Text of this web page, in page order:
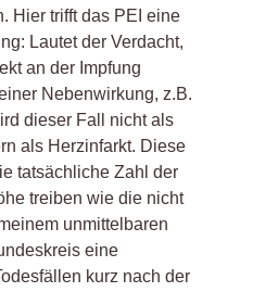
Hier trifft das PEI eine
Lautet der Verdacht,
an der Impfung
Nebenwirkung, z.B.
dieser Fall nicht als
als Herzinfarkt. Diese
tatsächliche Zahl der
treiben wie die nicht
unmittelbaren
eine
kurz nach der